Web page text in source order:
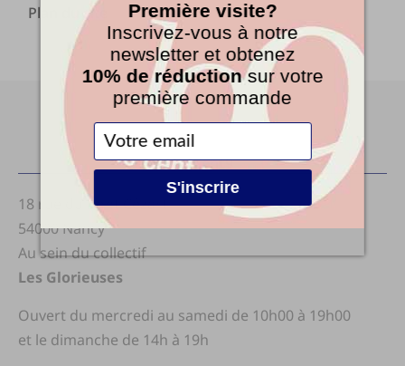
Plan du site
Le Cent9
18 rue du Pont Cézart
54000 Nancy
Au sein du collectif
Les Glorieuses
Ouvert du mercredi au samedi de 10h00 à 19h00
et le dimanche de 14h à 19h
Première visite?
Inscrivez-vous à notre
newsletter et obtenez
10% de réductionsur votre
première commande
S'inscrire